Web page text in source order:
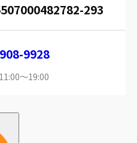
293
9928
～19:00